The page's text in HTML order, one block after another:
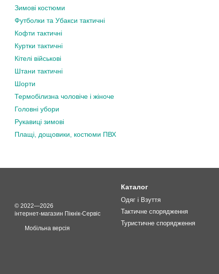
Зимові костюми
Футболки та Убакси тактичні
Кофти тактичні
Куртки тактичні
Кітелі військові
Штани тактичні
Шорти
Термобілизна чоловіче і жіноче
Головні убори
Рукавиці зимові
Плащі, дощовики, костюми ПВХ
© 2022—2026
інтернет-магазин Пікнік-Сервіс
Мобільна версія
Каталог
Одяг і Взуття
Тактичне спорядження
Туристичне спорядження